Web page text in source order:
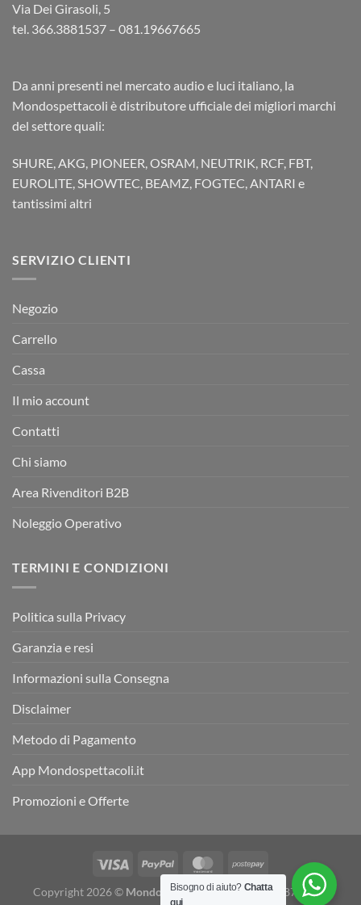
Via Dei Girasoli, 5
tel. 366.3881537 – 081.19667665
Da anni presenti nel mercato audio e luci italiano, la
Mondospettacoli è distributore ufficiale dei migliori marchi
del settore quali:
SHURE, AKG, PIONEER, OSRAM, NEUTRIK, RCF, FBT,
EUROLITE, SHOWTEC, BEAMZ, FOGTEC, ANTARI e
tantissimi altri
SERVIZIO CLIENTI
Negozio
Carrello
Cassa
Il mio account
Contatti
Chi siamo
Area Rivenditori B2B
Noleggio Operativo
TERMINI E CONDIZIONI
Politica sulla Privacy
Garanzia e resi
Informazioni sulla Consegna
Disclaimer
Metodo di Pagamento
App Mondospettacoli.it
Promozioni e Offerte
Copyright 2026 © Mondospettacoli- P. IVA 05078870655 -
Bisogno di aiuto? Chatta
qui